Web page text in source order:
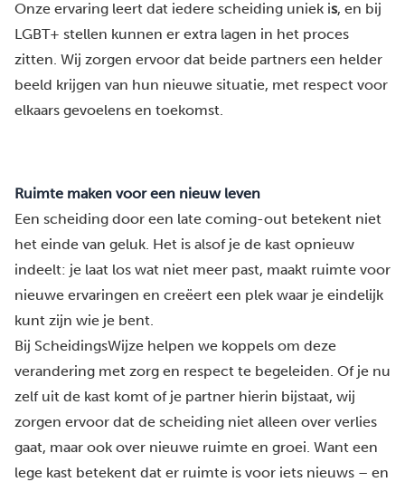
Onze ervaring leert dat iedere scheiding uniek is, en bij
LGBT+ stellen kunnen er extra lagen in het proces
zitten. Wij zorgen ervoor dat beide partners een helder
beeld krijgen van hun nieuwe situatie, met respect voor
elkaars gevoelens en toekomst.
Ruimte maken voor een nieuw leven
Een scheiding door een late coming-out betekent niet
het einde van geluk. Het is alsof je de kast opnieuw
indeelt: je laat los wat niet meer past, maakt ruimte voor
nieuwe ervaringen en creëert een plek waar je eindelijk
kunt zijn wie je bent.
Bij ScheidingsWijze helpen we koppels om deze
verandering met zorg en respect te begeleiden. Of je nu
zelf uit de kast komt of je partner hierin bijstaat, wij
zorgen ervoor dat de scheiding niet alleen over verlies
gaat, maar ook over nieuwe ruimte en groei. Want een
lege kast betekent dat er ruimte is voor iets nieuws – en